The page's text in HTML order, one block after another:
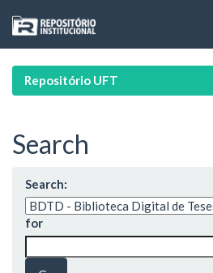
navigation
Repositório UFT
Search
Search:
for